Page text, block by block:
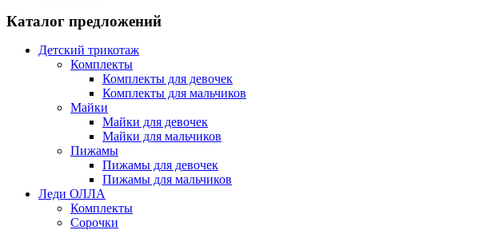
Каталог предложений
Детский трикотаж
Комплекты
Комплекты для девочек
Комплекты для мальчиков
Майки
Майки для девочек
Майки для мальчиков
Пижамы
Пижамы для девочек
Пижамы для мальчиков
Леди ОЛЛА
Комплекты
Сорочки